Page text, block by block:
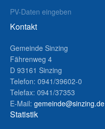
PV-Daten eingeben
Kontakt
Gemeinde Sinzing
Fährenweg 4
D 93161 Sinzing
Telefon: 0941/39602-0
Telefax: 0941/37353
E-Mail: gemeinde@sinzing.de
Statistik